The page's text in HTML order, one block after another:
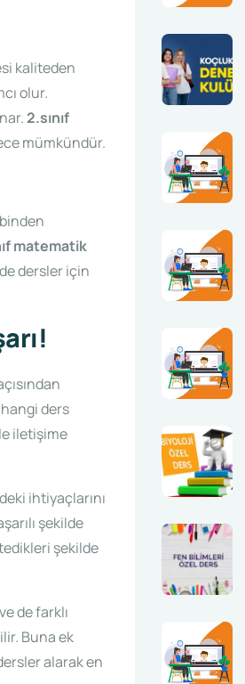
kaliteden
olur.
2.sınıf
mümkündür.
matematik
dersler için
ders
iletişime
ihtiyaçlarını
şekilde
şekilde
de farklı
Buna ek
alarak en